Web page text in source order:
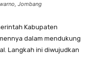
Jombang
Kabupaten
dalam mendukung
Langkah ini diwujudkan